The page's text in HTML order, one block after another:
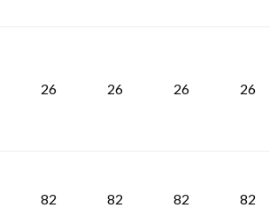
26 26 26 26
82 82 82 82